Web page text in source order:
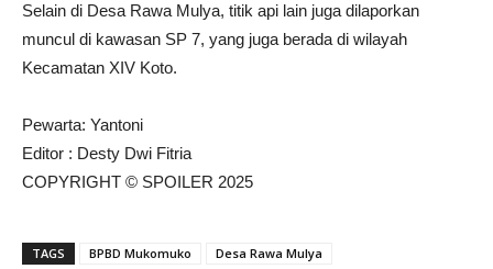
Selain di Desa Rawa Mulya, titik api lain juga dilaporkan
muncul di kawasan SP 7, yang juga berada di wilayah
Kecamatan XIV Koto.
Pewarta: Yantoni
Editor : Desty Dwi Fitria
COPYRIGHT © SPOILER 2025
TAGS BPBD Mukomuko
Desa Rawa Mulya